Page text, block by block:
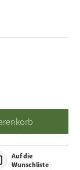
Auf die
Wunschliste